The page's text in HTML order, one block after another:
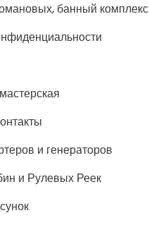
банный комплекс
и генераторов
и Рулевых Реек